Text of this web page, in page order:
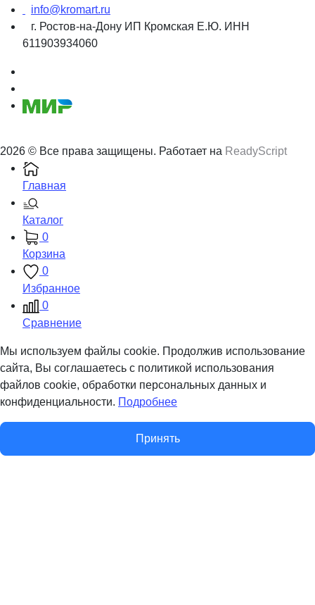
info@kromart.ru
г. Ростов-на-Дону ИП Кромская Е.Ю. ИНН
611903934060
2026 © Все права защищены. Работает на ReadyScript
Главная
Каталог
0
Корзина
0
Избранное
0
Сравнение
Мы используем файлы cookie. Продолжив использование
сайта, Вы соглашаетесь с политикой использования
файлов cookie, обработки персональных данных и
конфиденциальности. Подробнее
Принять